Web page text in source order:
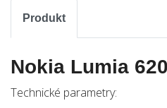
Produkt
Nokia Lumia
Technické parametry: